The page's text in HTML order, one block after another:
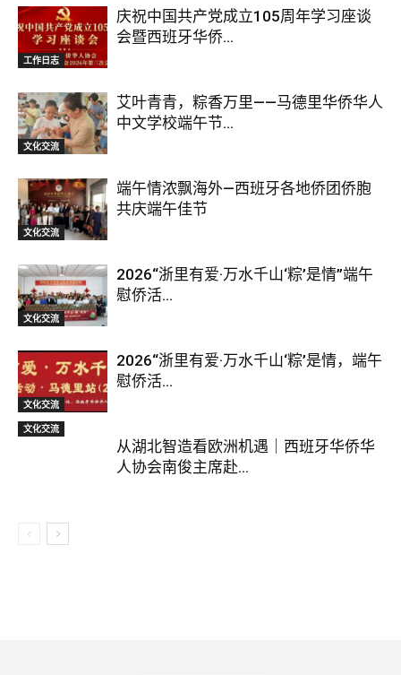
工作日志
庆祝中国共产党成立105周年学习座谈
会暨西班牙华侨...
文化交流
艾叶青青，粽香万里——马德里华侨华人
中文学校端午节...
文化交流
端午情浓飘海外—西班牙各地侨团侨胞
共庆端午佳节
文化交流
2026“浙里有爱·万水千山‘粽’是情”端午
慰侨活...
文化交流
2026“浙里有爱·万水千山‘粽’是情，端午
慰侨活...
文化交流
从湖北智造看欧洲机遇｜西班牙华侨华
人协会南俊主席赴...